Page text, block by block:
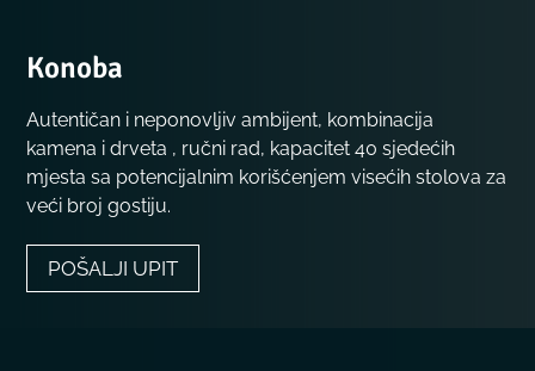
Konoba
Autentičan i neponovljiv ambijent, kombinacija
kamena i drveta , ručni rad, kapacitet 40 sjedećih
mjesta sa potencijalnim korišćenjem visećih stolova za
veći broj gostiju.
POŠALJI UPIT